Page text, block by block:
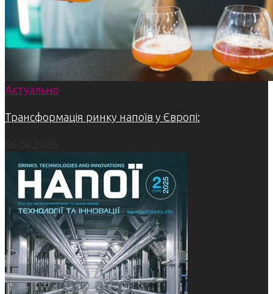
Актуально
Трансформація ринку напоїв у Європі: